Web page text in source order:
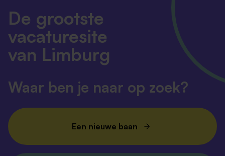
De grootste
vacaturesite
van Limburg
Waar ben je naar op zoek?
Een nieuwe baan